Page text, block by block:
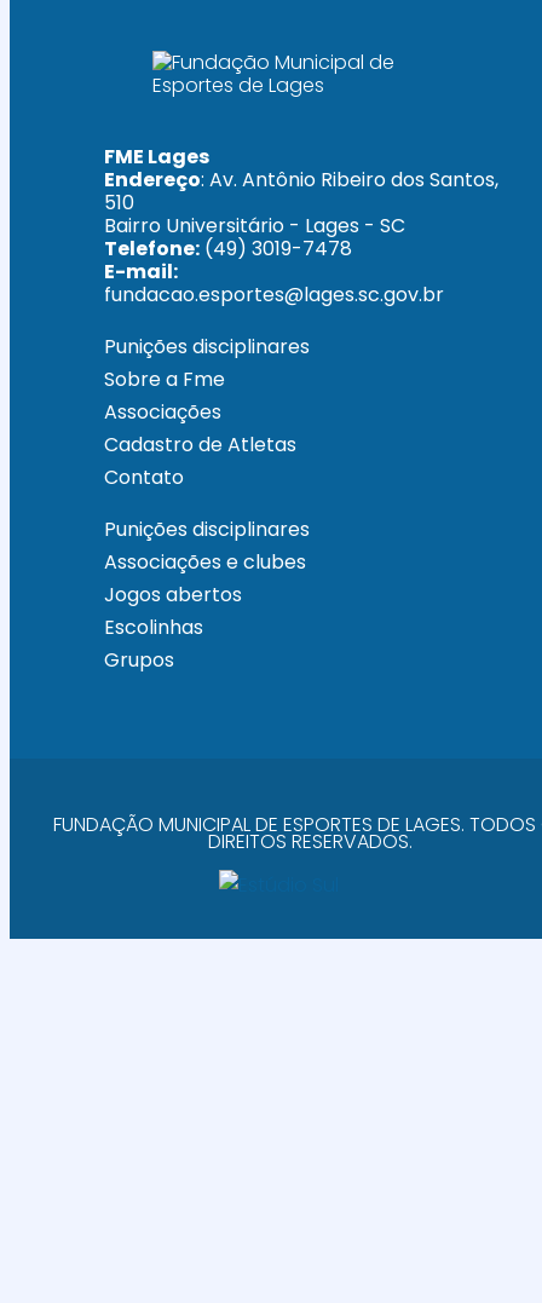
FME Lages
Endereço: Av. Antônio Ribeiro dos Santos,
510
Bairro Universitário - Lages - SC
Telefone: (49) 3019-7478
E-mail:
fundacao.esportes@lages.sc.gov.br
Punições disciplinares
Sobre a Fme
Associações
Cadastro de Atletas
Contato
Punições disciplinares
Associações e clubes
Jogos abertos
Escolinhas
Grupos
FUNDAÇÃO MUNICIPAL DE ESPORTES DE LAGES.
DIREITOS RESERVADOS.